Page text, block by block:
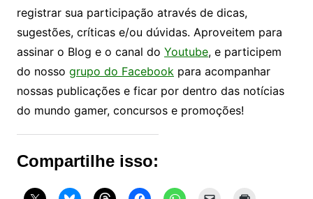
registrar sua participação através de dicas,
sugestões, críticas e/ou dúvidas. Aproveitem para
assinar o Blog e o canal do Youtube, e participem
do nosso grupo do Facebookpara acompanhar
nossas publicações e ficar por dentro das notícias
do mundo gamer, concursos e promoções!
Compartilhe isso: